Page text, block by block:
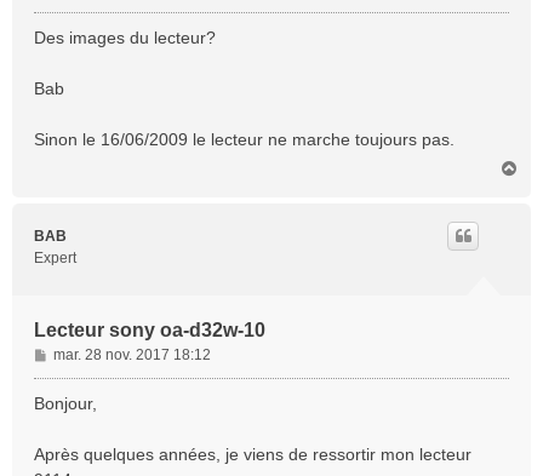
e
s
g
Des images du lecteur?
Bab
Sinon le 16/06/2009 le lecteur ne marche toujours pas.
BAB
Expert
Lecteur sony oa-d32w-10
M
e
s
g
mar. 28 nov. 2017 18:12
Bonjour,
Après quelques années, je viens de ressortir mon lecteur